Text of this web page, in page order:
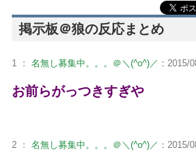
掲示板＠狼の反応まとめ
1 ： 名無し募集中。。。＠＼(^o^)／ ：2015/
お前らがっつきすぎや
2 ： 名無し募集中。。。＠＼(^o^)／ ：2015/